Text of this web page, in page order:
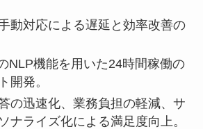
動対応による遅延と効率改善の
NLP機能を用いた24時間稼働の
開発。
の迅速化、業務負担の軽減、サ
ナライズ化による満足度向上。